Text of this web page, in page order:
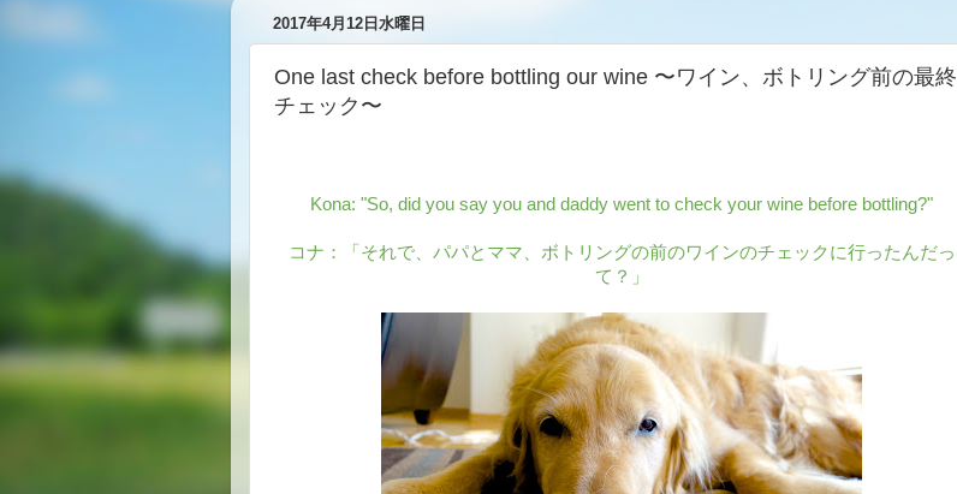
2017年4月12日水曜日
One last check before bottling our wine 〜ワイン、ボトリング前の最終
チェック〜
Kona: "So, did you say you and daddy went to check your wine before bottling?"
コナ：「それで、パパとママ、ボトリングの前のワインのチェックに行ったんだっ
て？」